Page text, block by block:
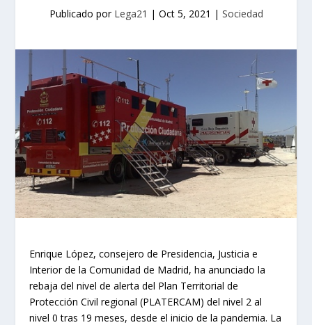
Publicado por Lega21 | Oct 5, 2021 | Sociedad
Enrique López, consejero de Presidencia, Justicia e
Interior de la Comunidad de Madrid, ha anunciado la
rebaja del nivel de alerta del Plan Territorial de
Protección Civil regional (PLATERCAM) del nivel 2 al
nivel 0 tras 19 meses, desde el inicio de la pandemia. La